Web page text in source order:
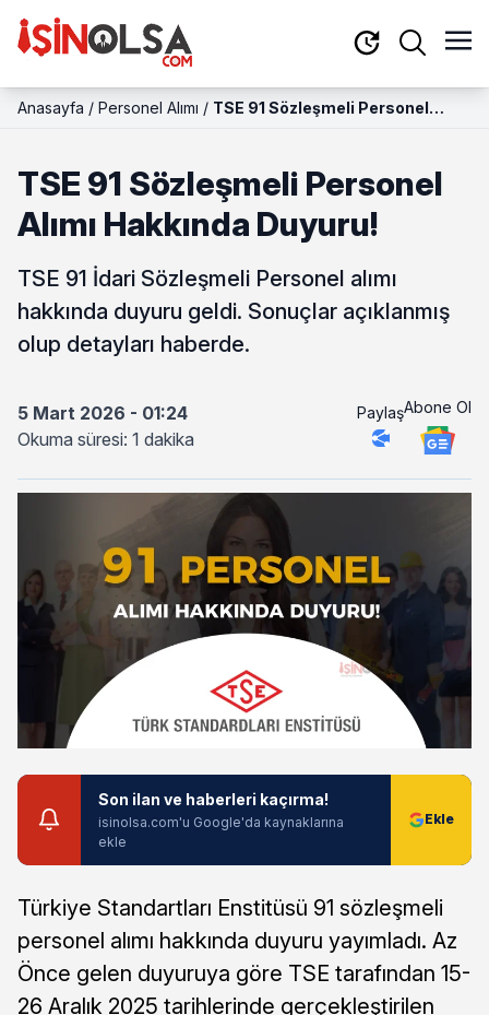
Anasayfa / Personel Alımı / TSE 91 Sözleşmeli Personel
TSE 91 Sözleşmeli Personel
Alımı Hakkında Duyuru!
TSE 91 İdari Sözleşmeli Personel alımı
hakkında duyuru geldi. Sonuçlar açıklanmış
olup detayları haberde.
5 Mart 2026 - 01:24
Okuma süresi: 1 dakika
PaylaşAbone Ol
Son ilan ve haberleri kaçırma!
isinolsa.com'u Google'da kaynaklarına
ekle
Türkiye Standartları Enstitüsü 91 sözleşmeli
personel alımı hakkında duyuru yayımladı. Az
Önce gelen duyuruya göre TSE tarafından 15-
26 Aralık 2025 tarihlerinde gerçekleştirilen